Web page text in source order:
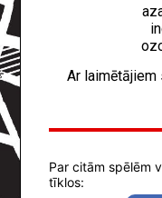
Ar
Par citām spēlēm
tīklos: